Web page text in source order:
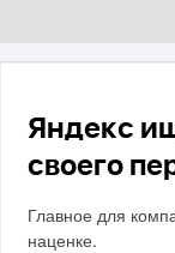
Яндекс
своего
Главное для
наценке.